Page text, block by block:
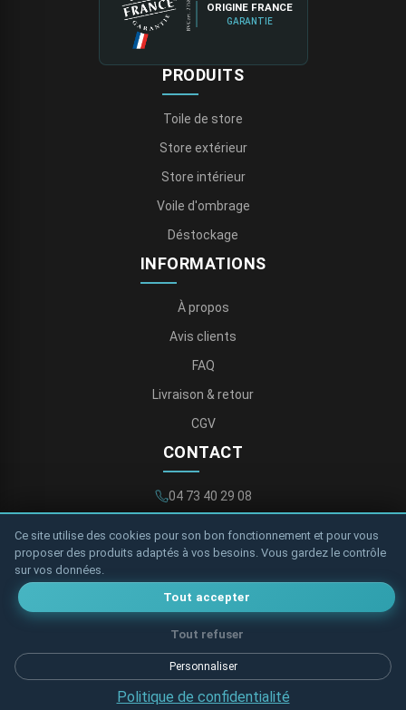
ORIGINE FRANCE
GARANTIE
PRODUITS
Toile de store
Store extérieur
Store intérieur
Voile d'ombrage
Déstockage
INFORMATIONS
À propos
Avis clients
FAQ
Livraison & retour
CGV
CONTACT
04 73 40 29 08
Formulaire de contact
Politique de confidentialité
Mentions Légales
Plan de site
© 2026 Store et Toile
Ce site utilise des cookies pour son bon fonctionnement et pour vous
proposer des produits adaptés à vos besoins. Vous gardez le contrôle
sur vos données.
Tout accepter
Tout refuser
Personnaliser
Politique de confidentialité